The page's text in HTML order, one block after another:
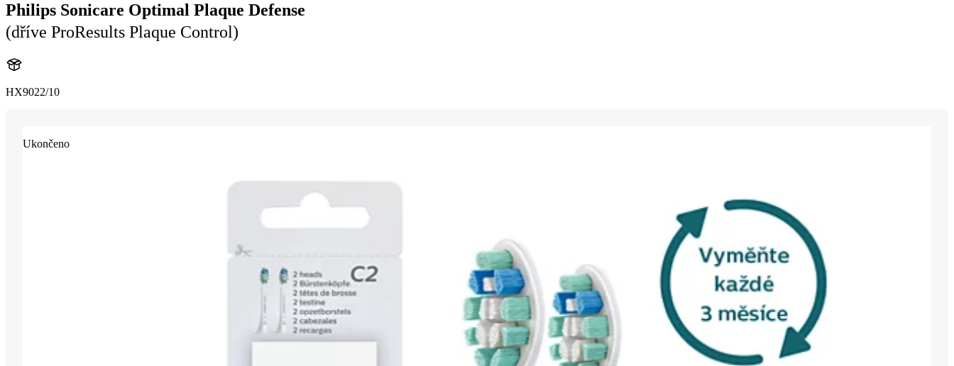
Philips Sonicare Optimal Plaque Defense
(dříve ProResults Plaque Control)
HX9022/10
Ukončeno